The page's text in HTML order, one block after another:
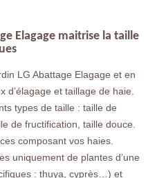
Elagage maitrise la taille
LG Abattage Elagage et en
d’élagage et taillage de haie.
types de taille : taille de
de fructification, taille douce.
composant vos haies.
uniquement de plantes d’une
: thuya, cyprès…) et